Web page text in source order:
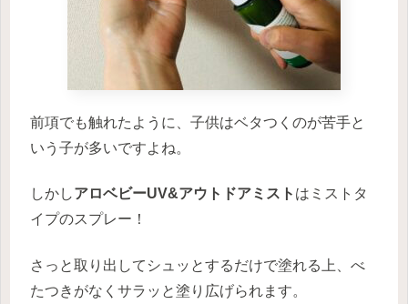
前項でも触れたように、子供はベタつくのが苦手と
いう子が多いですよね。
しかしアロベビーUV&アウトドアミスト はミストタ
イプのスプレー！
さっと取り出してシュッとするだけで塗れる上、べ
たつきがなくサラッと塗り広げられます。